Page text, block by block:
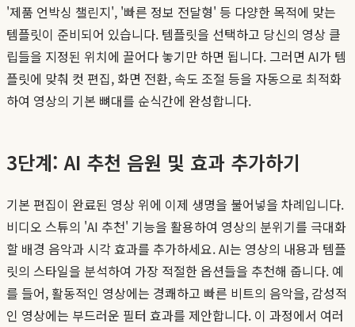
'제품 언박싱 챌린지', '빠른 정보 전달형' 등 다양한 목적에 맞는
템플릿이 준비되어 있습니다. 템플릿을 선택하고 당신의 영상 클
립들을 지정된 위치에 끌어다 놓기만 하면 됩니다. 그러면 AI가 템
플릿에 맞춰 컷 편집, 화면 전환, 속도 조절 등을 자동으로 최적화
하여 영상의 기본 뼈대를 순식간에 완성합니다.
3단계: AI 추천 음원 및 효과 추가하기
기본 편집이 완료된 영상 위에 이제 생명을 불어넣을 차례입니다.
비디오 스튜의 'AI 추천' 기능을 활용하여 영상의 분위기를 극대화
할 배경 음악과 시각 효과를 추가하세요. AI는 영상의 내용과 템플
릿의 스타일을 분석하여 가장 적절한 옵션들을 추천해 줍니다. 예
를 들어, 활동적인 영상에는 경쾌하고 빠른 비트의 음악을, 감성적
인 영상에는 부드러운 필터 효과를 제안합니다. 이 과정에서 여러